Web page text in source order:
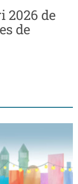
2026 de
de